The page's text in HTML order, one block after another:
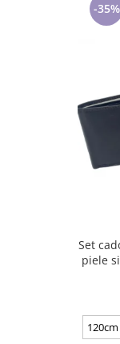
-35%
Set
piele
120cm